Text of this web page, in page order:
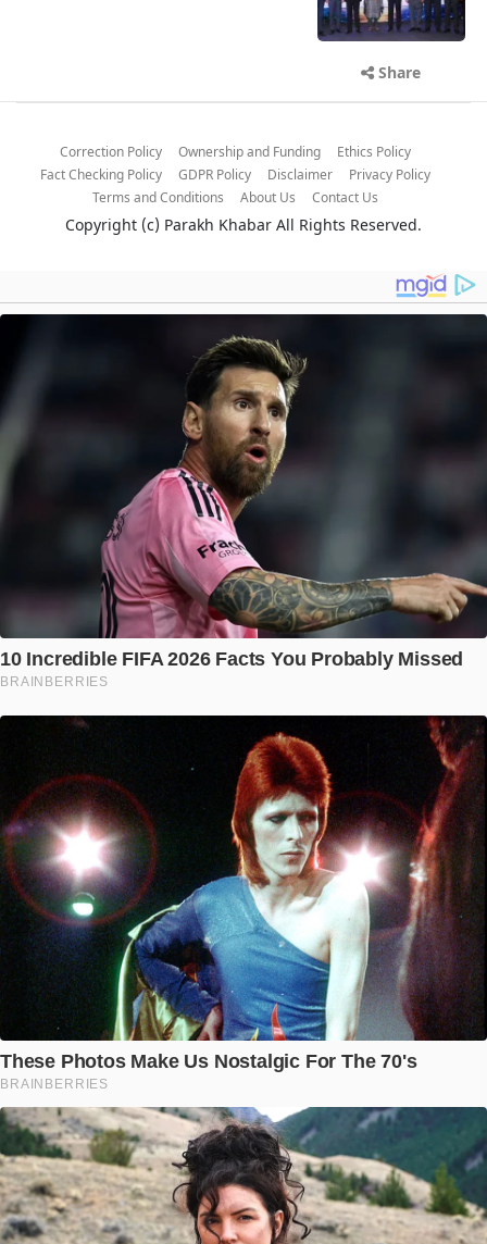
Share
Correction Policy Ownership and Funding
Ethics Policy
Fact Checking Policy
GDPR Policy Disclaimer
Privacy Policy
Terms and Conditions
About Us Contact Us
Copyright (c) Parakh Khabar All Rights Reserved.